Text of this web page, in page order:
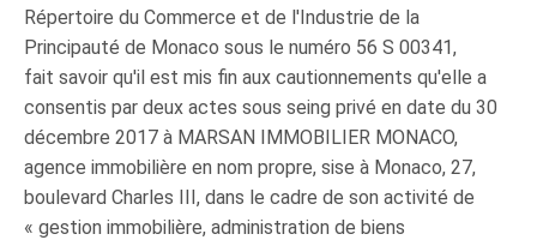
Répertoire du Commerce et de l'Industrie de la
Principauté de Monaco sous le numéro 56 S 00341,
fait savoir qu'il est mis fin aux cautionnements qu'elle a
consentis par deux actes sous seing privé en date du 30
décembre 2017 à MARSAN IMMOBILIER MONACO,
agence immobilière en nom propre, sise à Monaco, 27,
boulevard Charles III, dans le cadre de son activité de
« gestion immobilière, administration de biens